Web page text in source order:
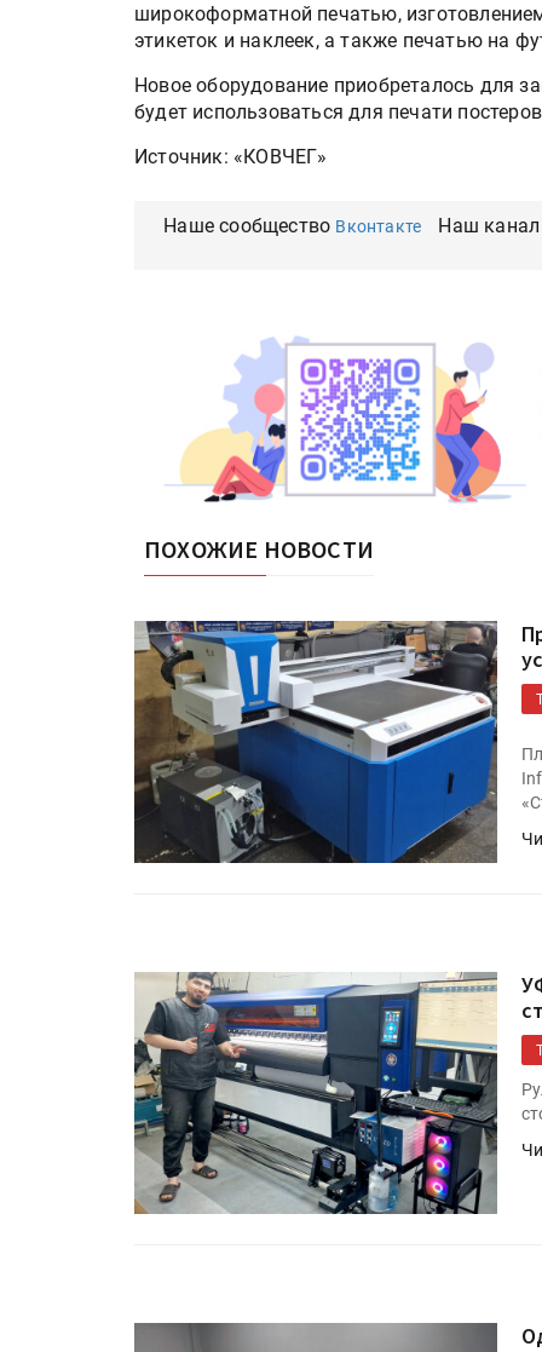
широкоформатной печатью,
этикеток и наклеек, а также печатью на
Новое оборудование приобреталось для
будет использоваться для печати
Источник: «КОВЧЕГ»
Наше сообщество Вконтакте Наш канал
ПОХОЖИЕ НОВОСТИ